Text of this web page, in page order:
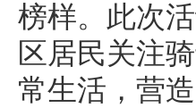
榜样。此次
区居民关注
常生活，营